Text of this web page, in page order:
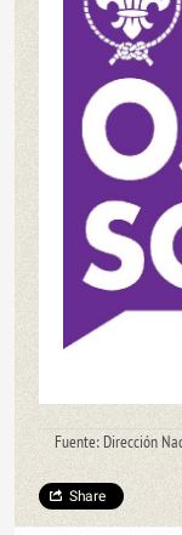
Fuente: Dirección
Share